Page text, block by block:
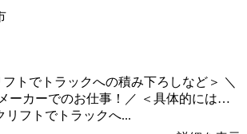
フトでトラックへの積み下ろしなど＞ ＼
ーカーでのお仕事！／ ＜具体的には…
リフトでトラックへ...